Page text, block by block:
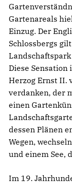
Gartenareals
Einzug. Der
Schlossbergs
Diese
Herzog Ernst II.
verdanken, der
einen
dessen Plänen
Wegen,
und einem See,
Im 19.